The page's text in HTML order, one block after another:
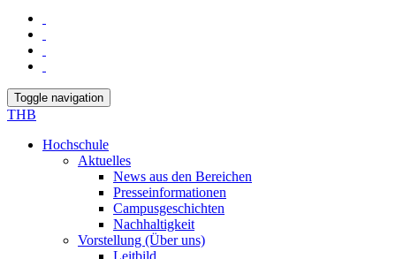
Toggle navigation
THB
Hochschule
Aktuelles
News aus den Bereichen
Presseinformationen
Campusgeschichten
Nachhaltigkeit
Vorstellung (Über uns)
Leitbild